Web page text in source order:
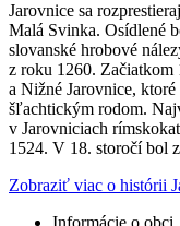
Jarovnice sa
Malá Svinka. Osídlené
slovanské hrobové
z roku 1260. Začiatkom
a Nižné Jarovnice,
šľachtickým rodom.
v Jarovniciach
1524. V 18. storočí bol
Zobraziť viac o histórii